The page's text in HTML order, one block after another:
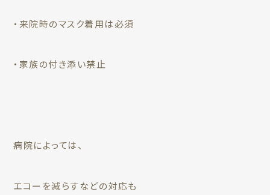
・来院時のマスク着用は必須
・家族の付き添い禁止
病院によっては、
エコーを減らすなどの対応も